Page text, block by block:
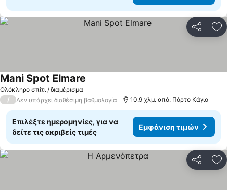
Ολόκληρο σπίτι / διαμέρισμα
Mani Spot Elmare
/ Δεν υπάρχει διαθέσιμη βαθμολογία 10.9 χλμ. από: Πόρτο Κάγιο
Επιλέξτε ημερομηνίες, για να
δείτε τις ακριβείς τιμές
Εμφάνιση τιμών